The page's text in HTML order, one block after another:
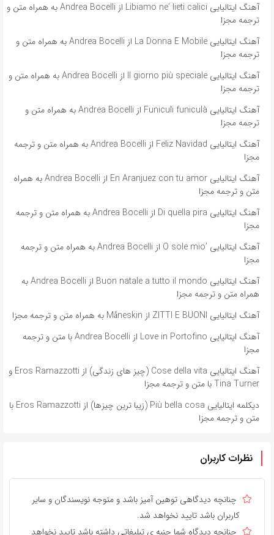
آهنگ ایتالیایی Libiamo ne’ lieti calici از Andrea Bocelli به همراه متن و
ترجمه مجزا
آهنگ ایتالیایی La Donna È Mobile از Andrea Bocelli به همراه متن و
ترجمه مجزا
آهنگ ایتالیایی Il giorno più speciale از Andrea Bocelli به همراه متن و
ترجمه مجزا
آهنگ ایتالیایی Funiculì funiculà از Andrea Bocelli به همراه متن و
ترجمه مجزا
آهنگ ایتالیایی Feliz Navidad از Andrea Bocelli به همراه متن و ترجمه
مجزا
آهنگ ایتالیایی En Aranjuez con tu amor از Andrea Bocelli به همراه
متن و ترجمه مجزا
آهنگ ایتالیایی Di quella pira از Andrea Bocelli به همراه متن و ترجمه
مجزا
آهنگ ایتالیایی ’O sole mio از Andrea Bocelli به همراه متن و ترجمه
مجزا
آهنگ ایتالیایی Buon natale a tutto il mondo از Andrea Bocelli به
همراه متن و ترجمه مجزا
آهنگ ایتالیایی ZITTI E BUONI از Måneskin به همراه متن و ترجمه مجزا
آهنگ ایتالیایی Love in Portofino از Andrea Bocelli با متن و ترجمه
مجزا
آهنگ ایتالیایی Cose della vita (چیز های زندگی) از Eros Ramazzotti و
Tina Turner با متن و ترجمه مجزا
دیکلمه ایتالیایی Più bella cosa (زیبا ترین چیزها) از Eros Ramazzotti با
متن و ترجمه مجزا
نظرات کاربران
چنانچه دیدگاهی توهین آمیز باشد و متوجه نویسندگان و سایر
کاربران باشد تایید نخواهد شد.
چنانچه دیدگاه شما جنبه ی تبلیغاتی داشته باشد تایید نخواهد